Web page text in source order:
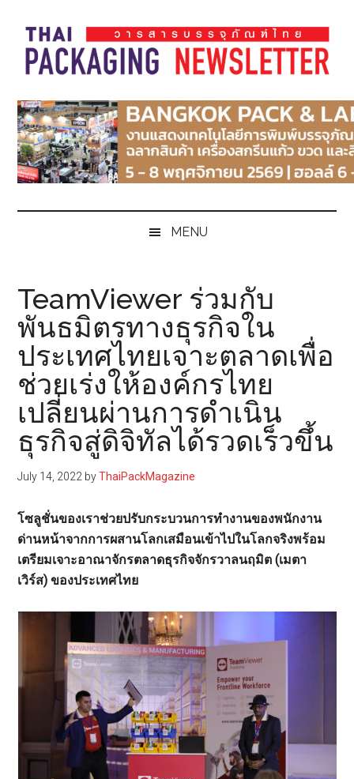
main
content
secondary
menu
primary
sidebar
footer
Thai
Pack
Magazine
Pack
Magazine
MENU
TeamViewer ร่วมกับ
พันธมิตรทางธุรกิจใน
ประเทศไทยเจาะตลาดเพื่อ
ช่วยเร่งให้องค์กรไทย
เปลี่ยนผ่านการดำเนิน
ธุรกิจสู่ดิจิทัลได้รวดเร็วขึ้น
July 14, 2022 byThaiPackMagazine
โซลูชั่นของเราช่วยปรับกระบวนการทำงานของพนักงาน
ด่านหน้าจากการผสานโลกเสมือนเข้าไปในโลกจริงพร้อม
เตรียมเจาะอาณาจักรตลาดธุรกิจจักรวาลนฤมิต (เมตา
เวิร์ส) ของประเทศไทย